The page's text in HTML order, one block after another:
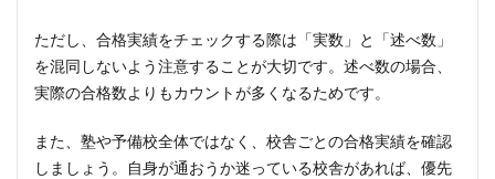
ただし、合格実績をチェックする際は「実数」と「述べ数」
を混同しないよう注意することが大切です。述べ数の場合、
実際の合格数よりもカウントが多くなるためです。
また、塾や予備校全体ではなく、校舎ごとの合格実績を確認
しましょう。自身が通おうか迷っている校舎があれば、優先